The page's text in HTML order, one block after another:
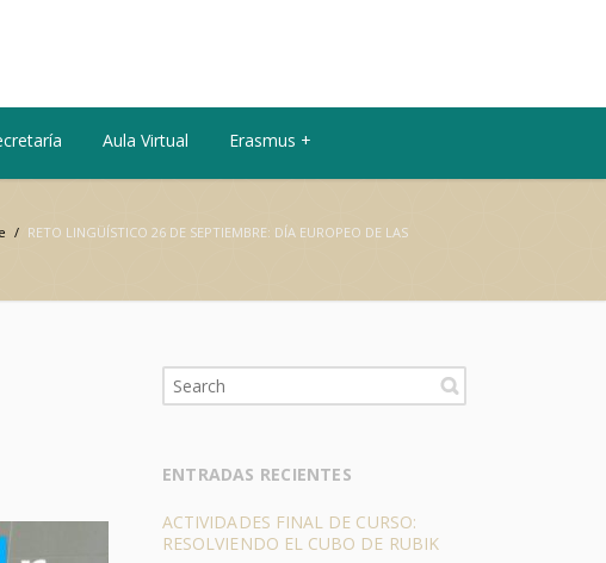
Aula Virtual Erasmus +
/ RETO LINGÜÍSTICO 26 DE SEPTIEMBRE: DÍA EUROPEO DE LAS
ENTRADAS RECIENTES
ACTIVIDADES FINAL DE CURSO:
RESOLVIENDO EL CUBO DE RUBIK